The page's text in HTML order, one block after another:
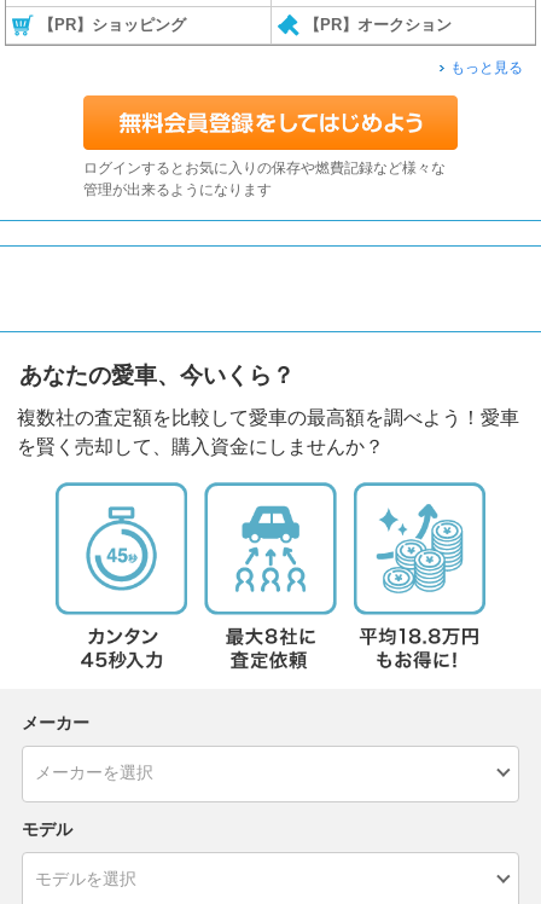
【PR】ショッピング 【PR】オークション
もっと見る
ログインするとお気に入りの保存や燃費記録など様々な
管理が出来るようになります
あなたの愛車、今いくら？
複数社の査定額を比較して愛車の最高額を調べよう！愛車
を賢く売却して、購入資金にしませんか？
メーカー
モデル